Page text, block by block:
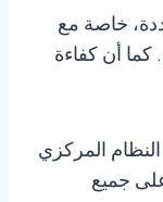
خاصة مع
كما أن كفاءة
المركزي
جميع